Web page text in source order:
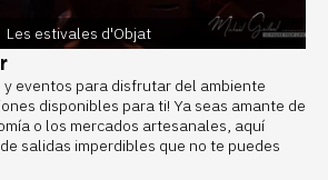
Les estivales d'Objat
y eventos para disfrutar del ambiente
disponibles para ti! Ya seas amante de
o los mercados artesanales, aquí
salidas imperdibles que no te puedes